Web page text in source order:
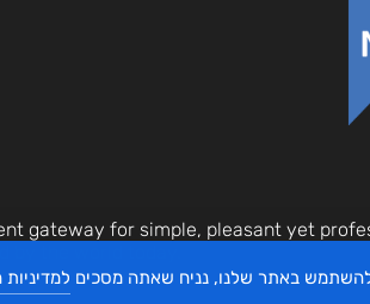
gateway for simple, pleasant yet
by the world today.
להשתמש באתר שלנו, נניח שאתה מסכים